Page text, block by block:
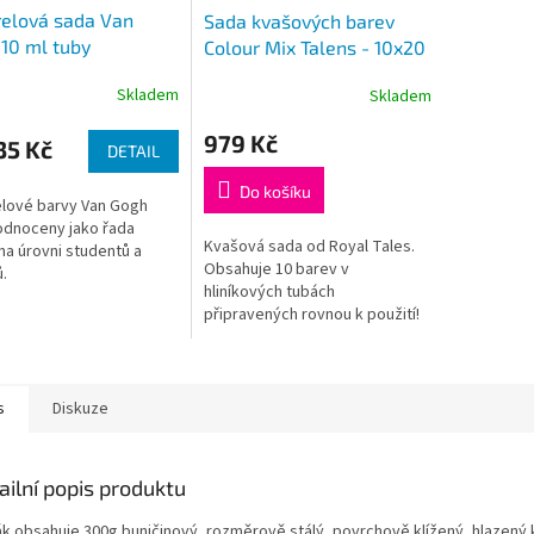
sada Van
ml tuby
Skladem
Kč DETAIL
barvy Van Gogh
jako řada
úrovni studentů a
Sada kvašových barev
Colour Mix Talens - 10x20
Skladem
979 Kč
Do košíku
Kvašová sada od Royal Tales.
Obsahuje 10 barev v
hliníkových tubách
připravených rovnou k použití!
Diskuze
popis produktu